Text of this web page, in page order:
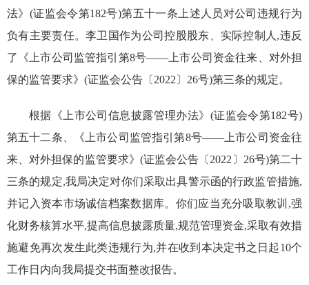
法》(证监会令第182号)第五十一条上述人员对公司违规行为
负有主要责任。李卫国作为公司控股股东、实际控制人,违反
了《上市公司监管指引第8号——上市公司资金往来、对外担
保的监管要求》(证监会公告〔2022〕 26号)第三条的规定。
根据《上市公司信息披露管理办法》(证监会令第182号)
第五十二条、《上市公司监管指引第8号——上市公司资金往
来、对外担保的监管要求》(证监会公告〔2022 〕 26号)第二十
三条的规定,我局决定对你们采取出具警示函的行政监管措施,
并记入资本市场诚信档案数据库。你们应当充分吸取教训,强
化财务核算水平,提高信息披露质量,规范管理资金,采取有效措
施避免再次发生此类违规行为,并在收到本决定书之日起10个
工作日内向我局提交书面整改报告。